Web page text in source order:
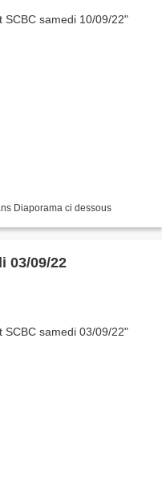
Diaporama ci dessous
03/09/22